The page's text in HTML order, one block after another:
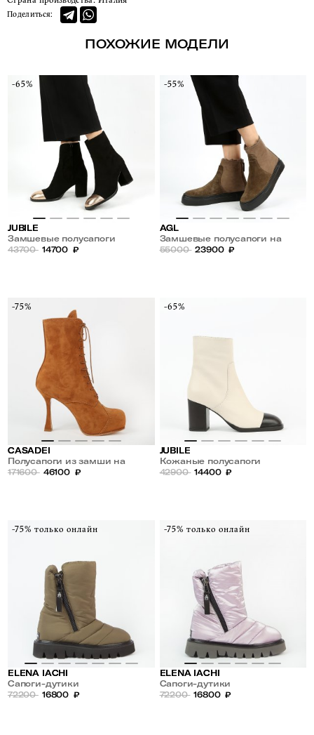
Поделиться:
ПОХОЖИЕ МОДЕЛИ
-65%
JUBILE
Замшевые полусапоги
43700 14700 ₽
-55%
AGL
Замшевые полусапоги на
меху
55000 23900 ₽
-75%
CASADEI
Полусапоги из замши на
шнуровке
171600 46100 ₽
-65%
JUBILE
Кожаные полусапоги
42900 14400 ₽
-75% только онлайн
ELENA IACHI
Сапоги-дутики
72200 16800 ₽
-75% только онлайн
ELENA IACHI
Сапоги-дутики
72200 16800 ₽